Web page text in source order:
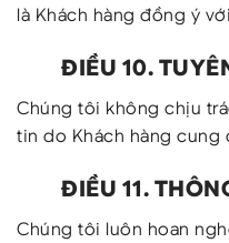
là Khách hàng đồng ý
ĐIỀU 10.
Chúng tôi không chịu
tin do Khách hàng
ĐIỀU 11.
Chúng tôi luôn hoan